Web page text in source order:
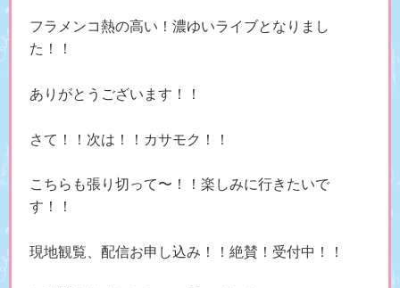
フラメンコ熱の高い！濃ゆいライブとなりまし
た！！
ありがとうございます！！
さて！！次は！！カサモク！！
こちらも張り切って〜！！楽しみに行きたいで
す！！
現地観覧、配信お申し込み！！絶賛！受付中！！